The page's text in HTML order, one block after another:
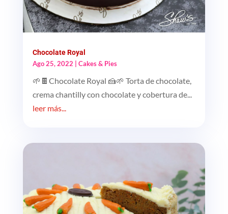
Chocolate Royal
Ago 25, 2022
Cakes & Pies
🌱🍫Chocolate Royal 🍰🌱 Torta de chocolate,
crema chantilly con chocolate y cobertura de...
leer más...